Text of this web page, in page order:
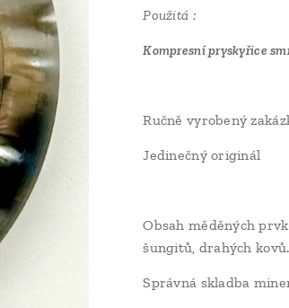
Použitá :
Kompresní pryskyřice
Ručně vyrobený
Jedinečný originál
Obsah měděných
šungitů, drahých kovů.
Správná skladba